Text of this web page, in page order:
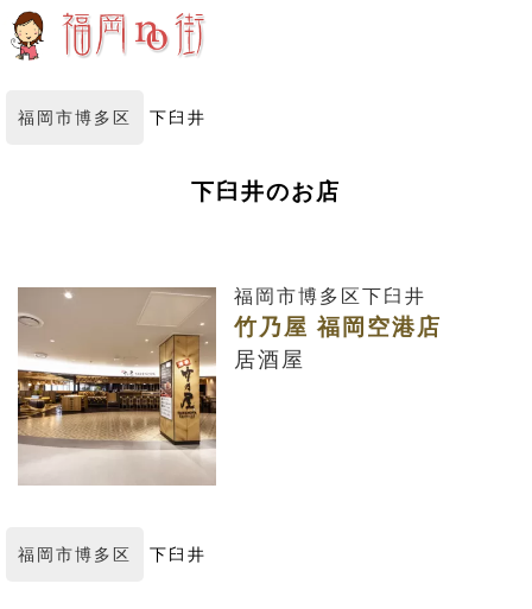
福岡市博多区 下臼井
下臼井のお店
福岡市博多区下臼井
竹乃屋 福岡空港店
居酒屋
福岡市博多区 下臼井